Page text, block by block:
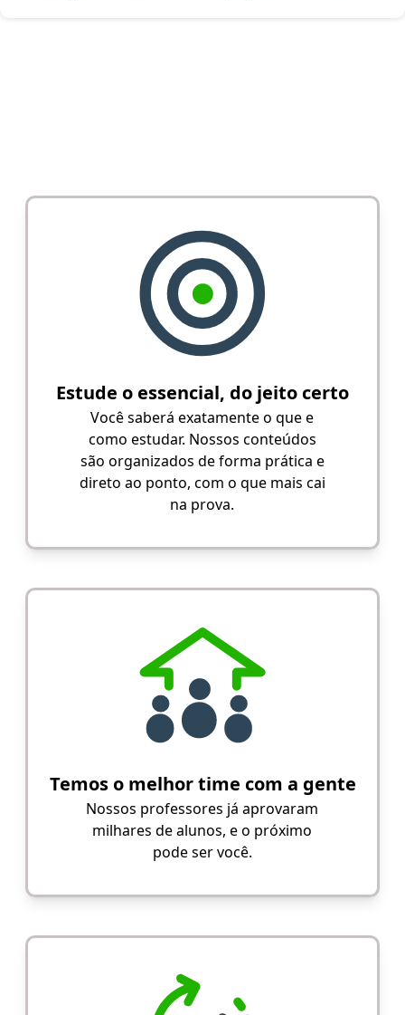
Estude o essencial, do jeito certo
Você saberá exatamente o que e
como estudar. Nossos conteúdos
são organizados de forma prática e
direto ao ponto, com o que mais cai
na prova.
Temos o melhor time com a gente
Nossos professores já aprovaram
milhares de alunos, e o próximo
pode ser você.